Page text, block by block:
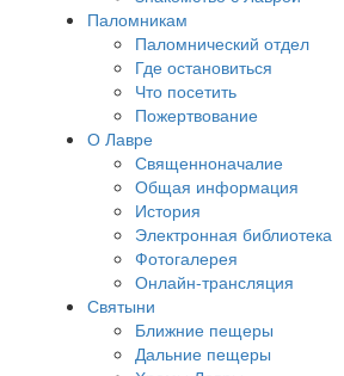
Паломникам
Паломнический отдел
Где остановиться
Что посетить
Пожертвование
О Лавре
Священноначалие
Общая информация
История
Электронная библиотека
Фотогалерея
Онлайн-трансляция
Святыни
Ближние пещеры
Дальние пещеры